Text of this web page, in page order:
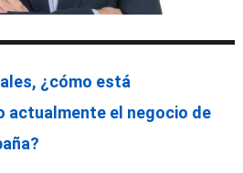
¿cómo está
actualmente el negocio de